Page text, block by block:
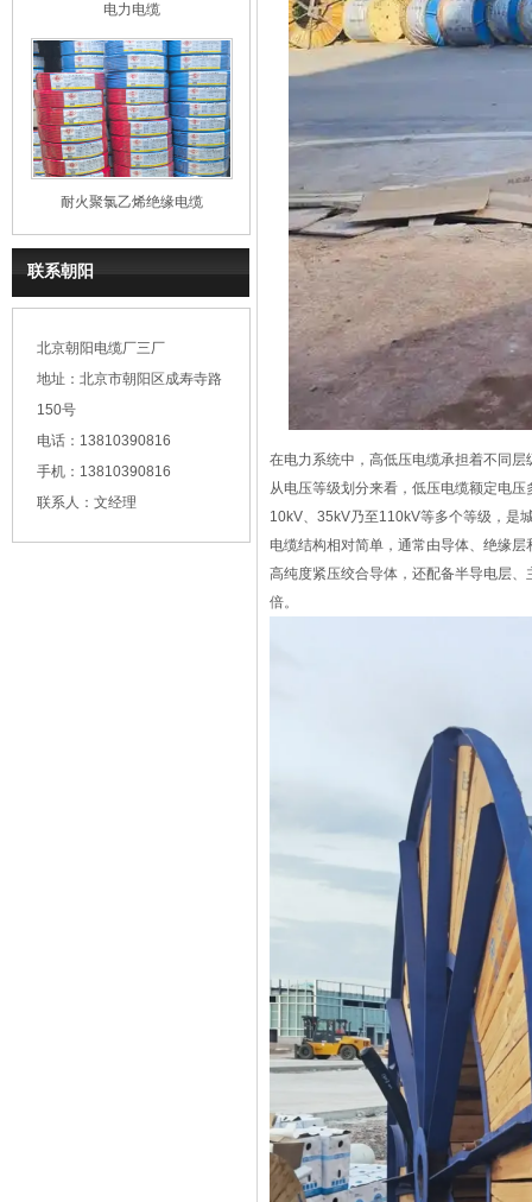
电力电缆
耐火聚氯乙烯绝缘电缆
联系朝阳
北京朝阳电缆厂三厂
地址：北京市朝阳区成寿寺路
150号
电话：13810390816
手机：13810390816
联系人：文经理
在电力系统中，高低压电缆承担着不同
从电压等级划分来看，低压电缆额定电
10kV、35kV乃至110kV等多个等级，是
电缆结构相对简单，通常由导体、绝缘
高纯度紧压绞合导体，还配备半导电层
倍。